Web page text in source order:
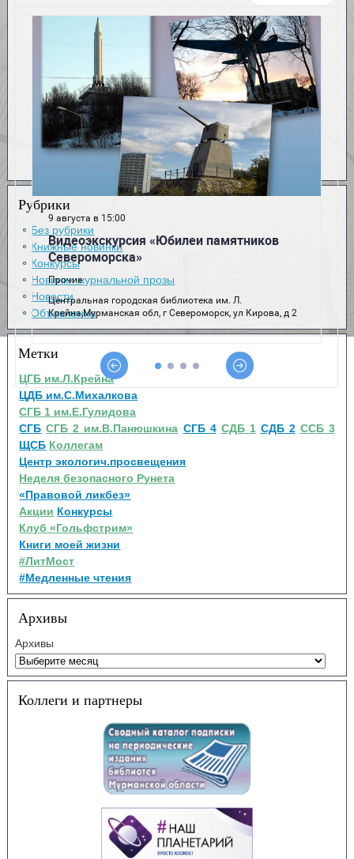
Рубрики
Без рубрики
Книжные новинки
Конкурсы
Новинки журнальной прозы
Новости
Объявления
Метки
ЦГБ им.Л.Крейна
ЦДБ им.С.Михалкова
СГБ 1 им.Е.Гулидова
СГБ СГБ 2 им.В.Панюшкина СГБ 4 СДБ 1 СДБ 2 ССБ 3
ЩСБ Коллегам
Центр экологич.просвещения
Неделя безопасного Рунета
«Правовой ликбез»
Акции Конкурсы
Клуб «Гольфстрим»
Книги моей жизни
#ЛитМост
#Медленные чтения
Архивы
Архивы
Коллеги и партнеры